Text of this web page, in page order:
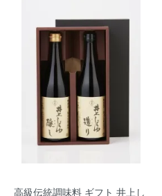
高級伝統調味料 ギフト 井上し